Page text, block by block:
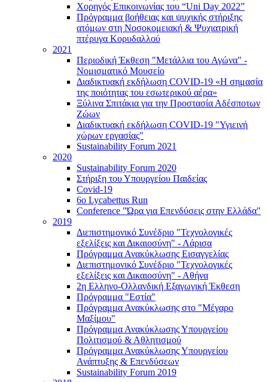
Χορηγός Επικοινωνίας του “Uni Day 2022”
Πρόγραμμα βοήθειας και ψυχικής στήριξης
ατόμων στη Νοσοκομειακή & Ψυχιατρική
πτέρυγα Κορυδαλλού
2021
Περιοδική Έκθεση "Μετάλλια του Αγώνα" -
Νομισματικό Μουσείο
Διαδικτυακή εκδήλωση COVID-19 «Η σημασία
της ποιότητας του εσωτερικού αέρα»
Ξύλινα Σπιτάκια για την Προστασία Αδέσποτων
Ζώων
Διαδικτυακή εκδήλωση COVID-19 "Υγιεινή
χώρων εργασίας"
Sustainability Forum 2021
2020
Sustainability Forum 2020
Στήριξη του Υπουργείου Παιδείας
Covid-19
6ο Lycabettus Run
Conference "Ώρα για Επενδύσεις στην Ελλάδα"
2019
Διεπιστημονικό Συνέδριο "Τεχνολογικές
εξελίξεις και Δικαιοσύνη" - Λάρισα
Πρόγραμμα Ανακύκλωσης Εισαγγελίας
Διεπιστημονικό Συνέδριο "Τεχνολογικές
εξελίξεις και Δικαιοσύνη" - Αθήνα
2η Ελληνο-Ολλανδική Εξαγωγική Έκθεση
Πρόγραμμα "Εστία"
Πρόγραμμα Ανακύκλωσης στο "Μέγαρο
Μαξίμου"
Πρόγραμμα Ανακύκλωσης Υπουργείου
Πολιτισμού & Αθλητισμού
Πρόγραμμα Ανακύκλωσης Υπουργείου
Ανάπτυξης & Επενδύσεων
Sustainability Forum 2019